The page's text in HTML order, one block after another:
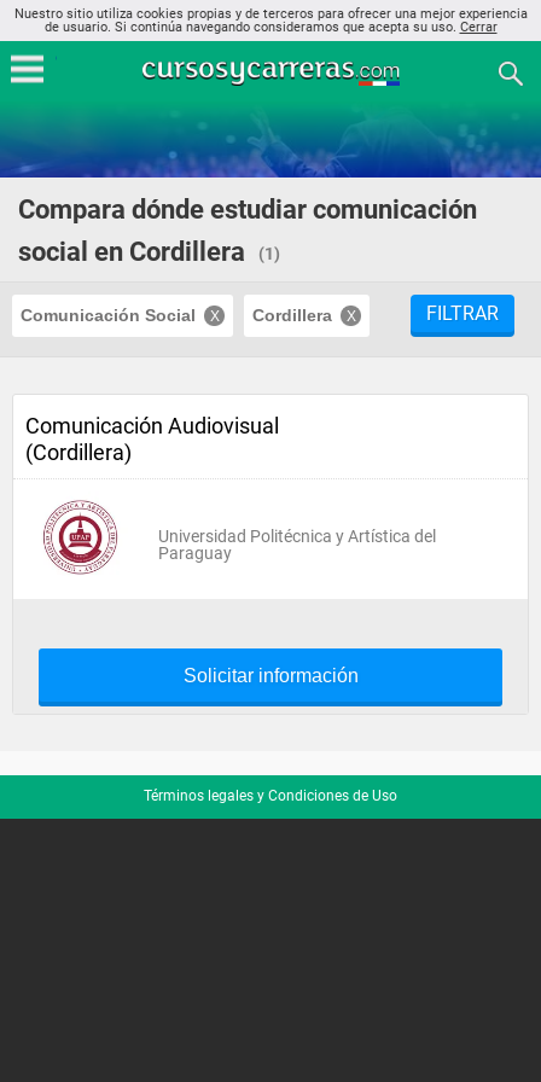
Nuestro sitio utiliza cookies propias y de terceros para ofrecer una mejor experiencia
de usuario. Si continúa navegando consideramos que acepta su uso. Cerrar
Compara dónde estudiar comunicación
social en Cordillera
(1)
Comunicación Social Cordillera FILTRAR
Comunicación Audiovisual
(Cordillera)
Universidad Politécnica y Artística del
Paraguay
Solicitar información
Términos legales y Condiciones de Uso